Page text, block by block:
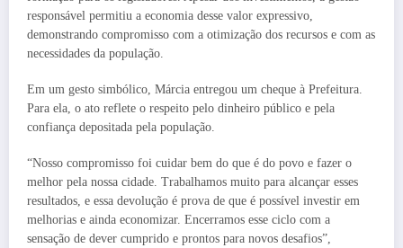
responsável permitiu a economia desse valor expressivo,
demonstrando compromisso com a otimização dos recursos e com as
necessidades da população.
Em um gesto simbólico, Márcia entregou um cheque à Prefeitura.
Para ela, o ato reflete o respeito pelo dinheiro público e pela
confiança depositada pela população.
“Nosso compromisso foi cuidar bem do que é do povo e fazer o
melhor pela nossa cidade. Trabalhamos muito para alcançar esses
resultados, e essa devolução é prova de que é possível investir em
melhorias e ainda economizar. Encerramos esse ciclo com a
sensação de dever cumprido e prontos para novos desafios”,